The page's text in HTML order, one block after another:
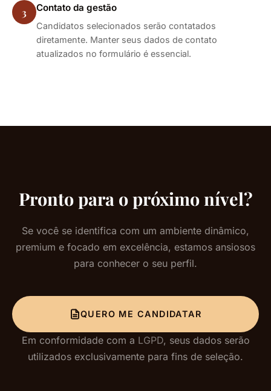
3 Contato da gestão
Candidatos selecionados serão contatados
diretamente. Manter seus dados de contato
atualizados no formulário é essencial.
Pronto para o próximo nível?
Se você se identifica com um ambiente dinâmico,
premium e focado em excelência, estamos ansiosos
para conhecer o seu perfil.
QUERO ME CANDIDATAR
Em conformidade com a LGPD, seus dados serão
utilizados exclusivamente para fins de seleção.